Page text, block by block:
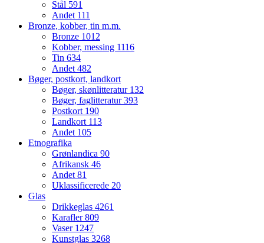
Stål 591
Andet 111
Bronze, kobber, tin m.m.
Bronze 1012
Kobber, messing 1116
Tin 634
Andet482
Bøger, postkort, landkort
Bøger, skønlitteratur 132
Bøger, faglitteratur393
Postkort 190
Landkort 113
Andet 105
Etnografika
Grønlandica 90
Afrikansk 46
Andet81
Uklassificerede 20
Glas
Drikkeglas 4261
Karafler809
Vaser 1247
Kunstglas 3268